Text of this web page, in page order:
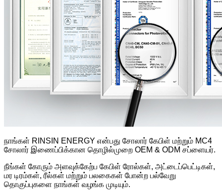
நாங்கள் RINSIN ENERGY என்பது சோலார் கேபிள் மற்றும் MC4
சோலார் இணைப்பிக்கான தொழில்முறை OEM & ODM சப்ளையர்.
நீங்கள் கோரும் அளவுக்கேற்ப கேபிள் ரோல்கள், அட்டைப்பெட்டிகள்,
மர டிரம்கள், ரீல்கள் மற்றும் பலகைகள் போன்ற பல்வேறு
தொகுப்புகளை நாங்கள் வழங்க முடியும்.